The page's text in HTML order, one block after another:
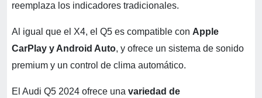
reemplaza los indicadores tradicionales.
Al igual que el X4, el Q5 es compatible con Apple
CarPlay y Android Auto, y ofrece un sistema de sonido
premium y un control de clima automático.
El Audi Q5 2024 ofrece una variedad de